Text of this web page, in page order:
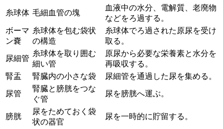
糸球体 毛細血管の塊
血液中の水分、電解質、老廃物
などをろ過する。
ボーマ
ン嚢
糸球体を包む袋状
の構造
糸球体でろ過された原尿を受け
取る。
尿細管
糸球体を取り囲む
細い管
原尿から必要な栄養素と水分を
再吸収する。
腎盂
腎臓内の小さな袋 尿細管を通過した尿を集める。
尿管
腎臓と膀胱をつな
ぐ管
尿を膀胱へ運ぶ。
膀胱
尿をためておく袋
状の器官
尿を一時的に貯留する。